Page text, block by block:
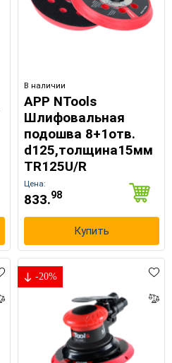
В наличии
APP NTools
Шлифовальная
подошва 8+1отв.
d125,толщина15мм
TR125U/R
Цена:
833.98
Купить
-20%